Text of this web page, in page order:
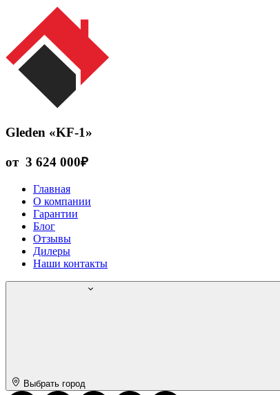
Gleden «KF-1»
от 3 624 000₽
Главная
О компании
Гарантии
Блог
Отзывы
Дилеры
Наши контакты
Выбрать город